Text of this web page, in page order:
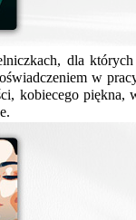
dla
w
kobiecego